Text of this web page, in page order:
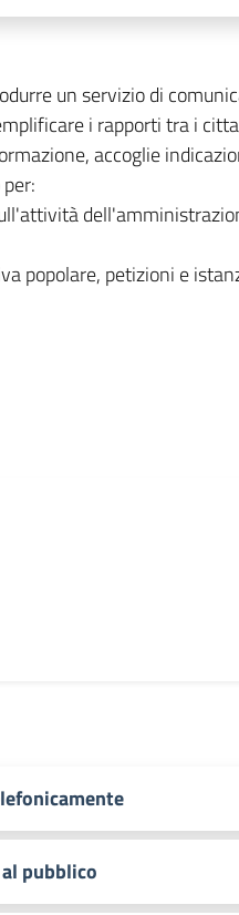
un servizio di
i rapporti tra i
accoglie
popolare, petizioni e
pubblico